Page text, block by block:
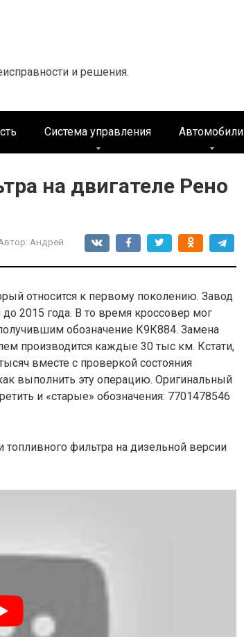
и решения.
Система управления Автомобили
на двигателе Рено
Андрей
относится к первому поколению. Завод
2015 года. В то время кроссовер мог
обозначение К9К884. Замена
производится каждые 30 тыс км. Кстати,
вместе с проверкой состояния
выполнить эту операцию. Оригинальный
и «старые» обозначения: 7701478546
фильтра на дизельной версии